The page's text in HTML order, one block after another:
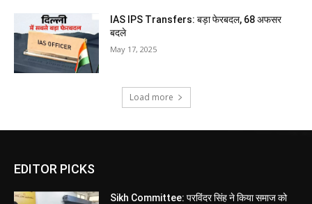
IAS IPS Transfers: बड़ा फेरबदल, 68 अफसर
बदले
May 17, 2025
Load more
EDITOR PICKS
Sikh Committee: परविंदर सिंह ने किया समाज को